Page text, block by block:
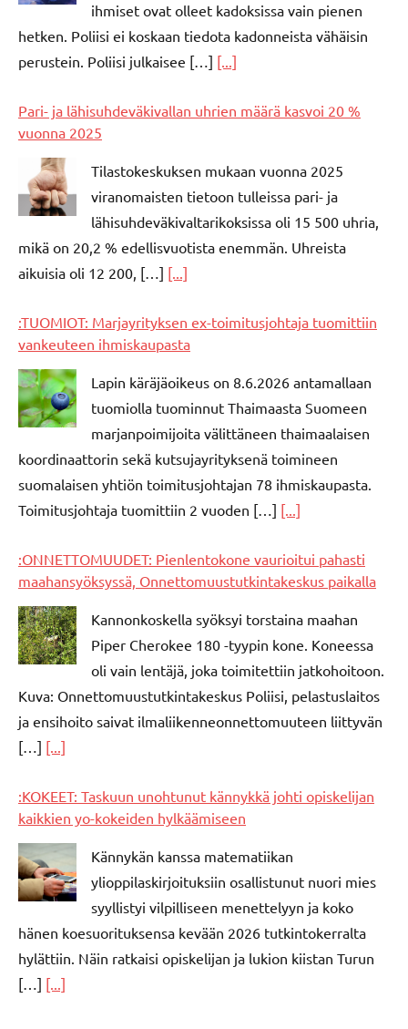
ihmiset ovat olleet kadoksissa vain pienen
hetken. Poliisi ei koskaan tiedota kadonneista vähäisin
perustein. Poliisi julkaisee […] [...]
Pari- ja lähisuhdeväkivallan uhrien määrä kasvoi 20 %
vuonna 2025
Tilastokeskuksen mukaan vuonna 2025
viranomaisten tietoon tulleissa pari- ja
lähisuhdeväkivaltarikoksissa oli 15 500 uhria,
mikä on 20,2 % edellisvuotista enemmän. Uhreista
aikuisia oli 12 200, […] [...]
:TUOMIOT: Marjayrityksen ex-toimitusjohtaja tuomittiin
vankeuteen ihmiskaupasta
Lapin käräjäoikeus on 8.6.2026 antamallaan
tuomiolla tuominnut Thaimaasta Suomeen
marjanpoimijoita välittäneen thaimaalaisen
koordinaattorin sekä kutsujayrityksenä toimineen
suomalaisen yhtiön toimitusjohtajan 78 ihmiskaupasta.
Toimitusjohtaja tuomittiin 2 vuoden […] [...]
:ONNETTOMUUDET: Pienlentokone vaurioitui pahasti
maahansyöksyssä, Onnettomuustutkintakeskus paikalla
Kannonkoskella syöksyi torstaina maahan
Piper Cherokee 180 -tyypin kone. Koneessa
oli vain lentäjä, joka toimitettiin jatkohoitoon.
Kuva: Onnettomuustutkintakeskus Poliisi, pelastuslaitos
ja ensihoito saivat ilmaliikenneonnettomuuteen liittyvän
[…] [...]
:KOKEET: Taskuun unohtunut kännykkä johti opiskelijan
kaikkien yo-kokeiden hylkäämiseen
Kännykän kanssa matematiikan
ylioppilaskirjoituksiin osallistunut nuori mies
syyllistyi vilpilliseen menettelyyn ja koko
hänen koesuorituksensa kevään 2026 tutkintokerralta
hylättiin. Näin ratkaisi opiskelijan ja lukion kiistan Turun
[…] [...]